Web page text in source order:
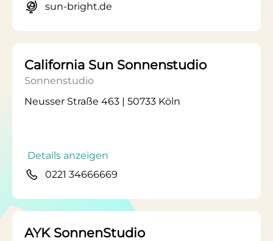
sun-bright.de
California Sun Sonnenstudio
Sonnenstudio
Neusser Straße 463 | 50733 Köln
Details anzeigen
0221 34666669
AYK SonnenStudio